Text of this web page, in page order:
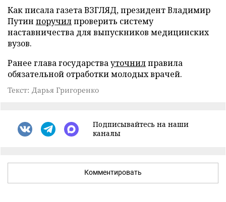
Как писала газета ВЗГЛЯД, президент Владимир
Путин поручилпроверить систему
наставничества для выпускников медицинских
вузов.
Ранее глава государствауточнилправила
обязательной отработки молодых врачей.
Текст: Дарья Григоренко
Подписывайтесь на наши
каналы
Комментировать